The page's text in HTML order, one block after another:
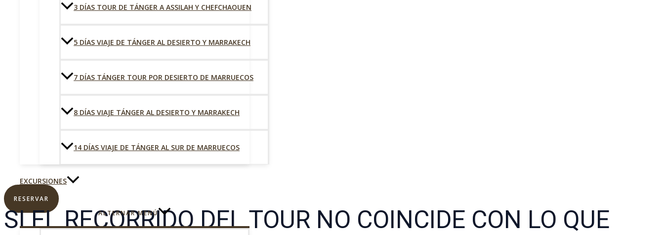
3 DÍAS TOUR DE TÁNGER A ASSILAH Y CHEFCHAOUEN
5 DÍAS VIAJE DE TÁNGER AL DESIERTO Y MARRAKECH
7 DÍAS TÁNGER TOUR POR DESIERTO DE MARRUECOS
8 DÍAS VIAJE TÁNGER AL DESIERTO Y MARRAKECH
14 DÍAS VIAJE DE TÁNGER AL SUR DE MARRUECOS
EXCURSIONES
ALTERNAR MENÚ
RESERVAR
SI EL RECORRIDO DEL TOUR NO COINCIDE CON LO QUE